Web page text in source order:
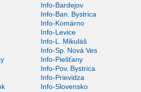
Info-Bardejov
Info-Ban. Bystrica
Info-Komárno
Info-Levice
Info-L. Mikuláš
Info-Sp. Nová Ves
Info-Piešťany
Info-Pov. Bystrica
Info-Prievidza
Info-Slovensko